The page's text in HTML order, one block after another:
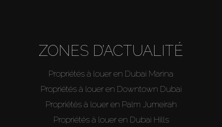
About Us
ZONES D’ACTUALITÉ
Propriétés à louer en Dubai Marina
Propriétés à louer en Downtown Dubai
Propriétés à louer en Palm Jumeirah
Propriétés à louer en Dubai Hills